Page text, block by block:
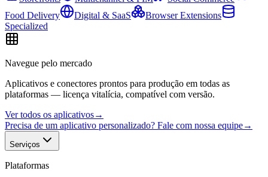
Food Delivery
Digital & SaaS
Browser Extensions
Specialized
Navegue pelo mercado
Aplicativos e conectores prontos para produção em todas as
plataformas — licença vitalícia, compatível com versão.
Ver todos os aplicativos→
Precisa de um aplicativo personalizado? Fale com nossa equipe→
Serviços
Plataformas